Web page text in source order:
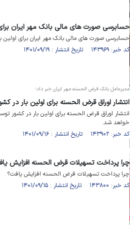
حسابرسی صورت های مالی بانک مهر ایران برای
حسابرسی صورت های مالی بانک مهر ایران برای اولین
کد خبر: ۱۴۳۹۶۹ تاریخ انتشار : ۱۴۰۱/۰۹/۱۹
مدیرعامل بانک قرض الحسنه مهر ایران خبر داد؛
انتشار اوراق قرض الحسنه برای اولین بار در
انتشار اوراق قرض الحسنه برای اولین بار در کشور
خواهد شد.
کد خبر: ۱۴۳۹۰۲ تاریخ انتشار : ۱۴۰۱/۰۹/۱۶
چرا پرداخت تسهیلات قرض الحسنه افزایش
چرا پرداخت تسهیلات قرض الحسنه افزایش یافت؟
کد خبر: ۱۴۳۸۰۰ تاریخ انتشار : ۱۴۰۱/۰۹/۱۵